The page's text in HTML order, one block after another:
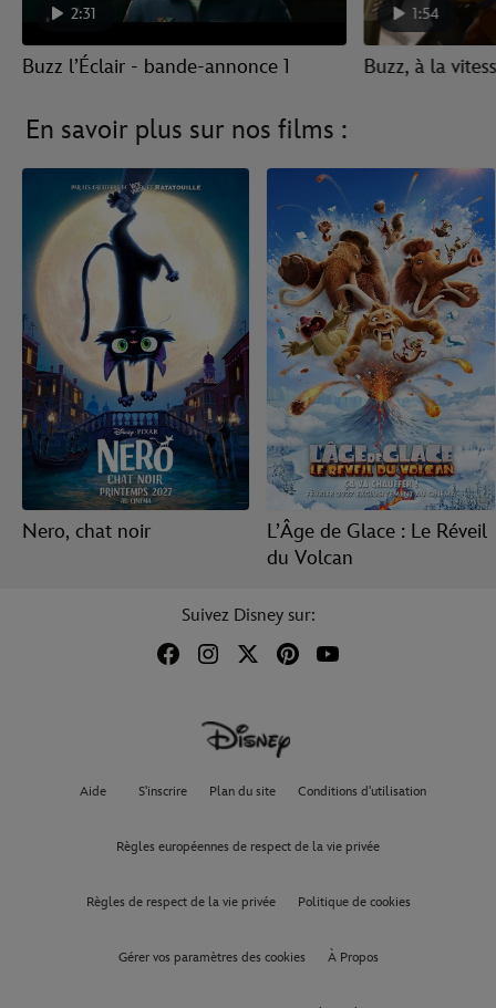
2:31
Buzz l’Éclair - bande-annonce 1
1:54
Buzz, à la
En savoir plus sur nos films :
Nero, chat noir
L’Âge de Glace : Le Réveil
du Volcan
Suivez Disney sur:
Aide S'inscrire Plan du site Conditions d'utilisation
Règles européennes de respect de la vie privée
Règles de respect de la vie privée Politique de cookies
Gérer vos paramètres des cookies À Propos